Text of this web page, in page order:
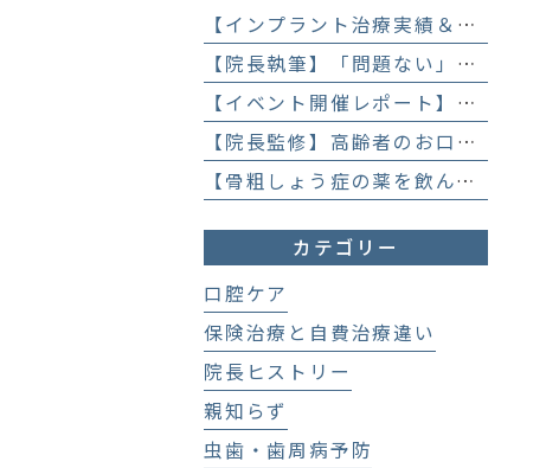
【インプラント治療実績＆直筆アンケート】「歯医者が怖かった」トラウマを乗り越えて。70歳・介護士女性が手に入れた「晴れ晴れとした笑顔」と人生を支える噛み合わせ】
【院長執筆】「問題ない」と言われ続けた歯の違和感……60代女性が「80歳で20本の自前の歯」を守るために選んだ精密総合治療の全貌
【イベント開催レポート】笑顔がいっぱい！歯科衛生士×管理栄養士がお届けする「親子で楽しむむし歯になりにくいお菓子作り体験」】
【院長監修】高齢者のお口の健康が、全身の健康につながる理由。生涯おいしく食べるための「口内環境検査」とオーダーメイド予防】
【骨粗しょう症の薬を飲んでいても抜歯はできる？】顎骨壊死を防ぐために大切な口腔管理について
カテゴリー
口腔ケア
保険治療と自費治療違い
院長ヒストリー
親知らず
虫歯・歯周病予防